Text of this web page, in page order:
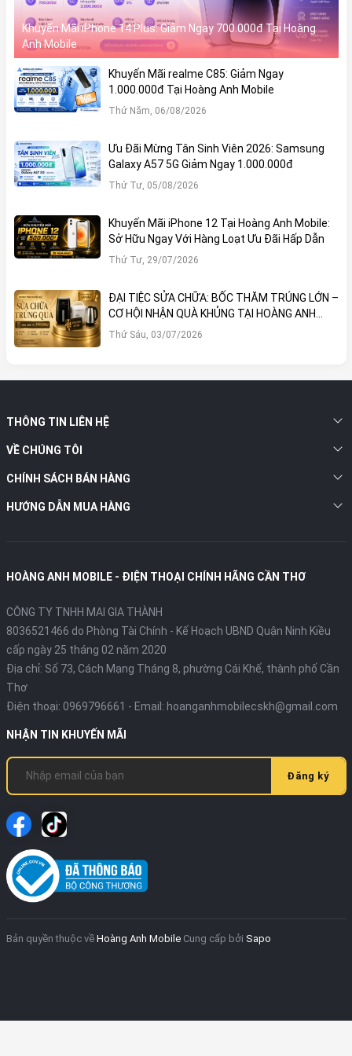
Xiaomi 17 Ultra – Flagship Toàn Diện,
Đỉnh Cao Hiệu Năng & Nhiếp Ảnh
Xiaomi 17 Ultra là mẫu flagship cao cấp nhất hiện
nay của nhà Xiaomi, định nghĩa lại khái niệm siêu
một chiếc điện thoại, thiết bị này là sự kết hợp hoàn
hảo giữa một máy ảnh chuyên nghiệp cảm biến 1
đúng nghĩa,Xiaomi 17 Ultra chính hãng
chính thức cập bến
giá cực kỳ cạnh tranh và nhiều ưu đãi độc quyền.
Mặt trước của
gây ấn tượng mạnh
với màn hình kích thước lên tới6.9 inch, sử dụng
tấm nền
gian hiển thị rộng rãi và độ sắc nét hoàn hảo (mật
độ điểm ảnh 416 ppi).
Tần số quét 120Hz LTPO thông minh:
hiển thị để tiết kiệm pin, kết hợp tần số lấy mẫu
tỷ màu, công nghệ Dolby Vision và HDR giúp
Khuyến Mãi iPhone 14 Plus: Giảm Ngay 700.000đ Tại Hoàng
Anh Mobile
Khuyến Mãi realme C85: Giảm Ngay
1.000.000đ Tại Hoàng Anh Mobile
Thứ Năm, 06/08/2026
Ưu Đãi Mừng Tân Sinh Viên 2026: Samsung
Galaxy A57 5G Giảm Ngay 1.000.000đ
Thứ Tư, 05/08/2026
Khuyến Mãi iPhone 12 Tại Hoàng Anh Mobile:
Sở Hữu Ngay Với Hàng Loạt Ưu Đãi Hấp Dẫn
Thứ Tư, 29/07/2026
ĐẠI TIỆC SỬA CHỮA: BỐC THĂM TRÚNG LỚN –
CƠ HỘI NHẬN QUÀ KHỦNG TẠI HOÀNG ANH
MOBILE
Thứ Sáu, 03/07/2026
THÔNG TIN LIÊN HỆ
VỀ CHÚNG TÔI
CHÍNH SÁCH BÁN HÀNG
HƯỚNG DẪN MUA HÀNG
HOÀNG ANH MOBILE - ĐIỆN THOẠI CHÍNH HÃNG CẦN THƠ
CÔNG TY TNHH MAI GIA THÀNH
8036521466 do Phòng Tài Chính - Kế Hoạch UBND Quận Ninh Kiều
cấp ngày 25 tháng 02 năm 2020
Địa chỉ: Số 73, Cách Mạng Tháng 8, phường Cái Khế, thành phố Cần
Thơ
Điện thoại: 0969796661 - Email: hoanganhmobilecskh@gmail.com
NHẬN TIN KHUYẾN MÃI
Đăng ký
Bản quyền thuộc về Hoàng Anh Mobile Cung cấp bởi Sapo